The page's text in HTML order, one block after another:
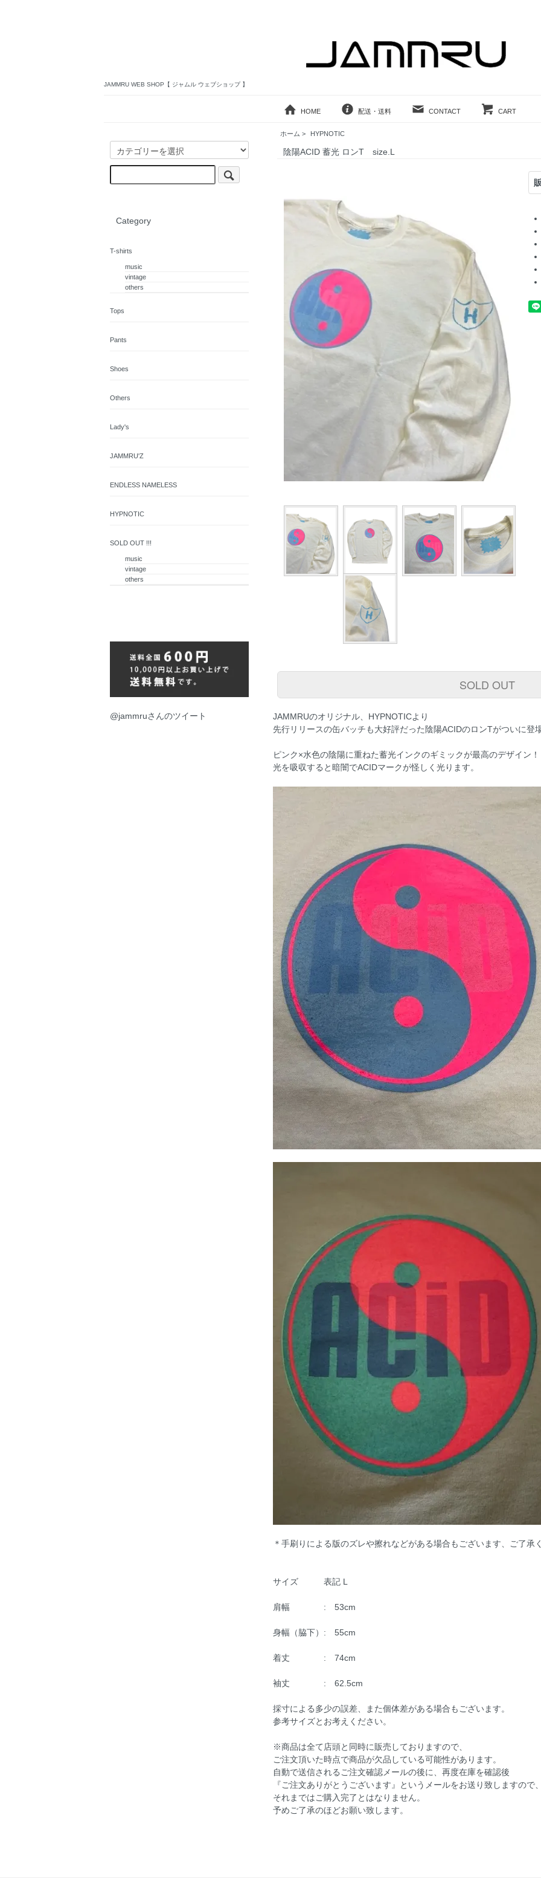
JAMMRU WEB SHOP【 ジャムル ウェブショップ 】
HOME 配送・送料 CONTACT CART
ホーム > HYPNOTIC
陰陽ACID 蓄光 ロンT size.L
SOLD OUT
JAMMRUのオリジナル、HYPNOTICより
先行リリースの缶バッチも大好評だった陰陽ACIDのロンTがついに登
ピンク×水色の陰陽に重ねた蓄光インクのギミックが最高のデザイン！
光を吸収すると暗闇でACIDマークが怪しく光ります。
＊手刷りによる版のズレや擦れなどがある場合もございます、ご了承
サイズ 表記 L
肩幅 : 53cm
身幅（脇下）: 55cm
着丈 : 74cm
袖丈 : 62.5cm
採寸による多少の誤差、また個体差がある場合もございます。
参考サイズとお考えください。
※商品は全て店頭と同時に販売しておりますので、
ご注文頂いた時点で商品が欠品している可能性があります。
自動で送信されるご注文確認メールの後に、再度在庫を確認後
『ご注文ありがとうございます』というメールをお送り致しますので、
それまではご購入完了とはなりません。
予めご了承のほどお願い致します。
Category
T-shirts
music
vintage
others
Tops
Pants
Shoes
Others
Lady's
JAMMRU'Z
ENDLESS NAMELESS
HYPNOTIC
SOLD OUT !!!
music
vintage
others
@jammruさんのツイート